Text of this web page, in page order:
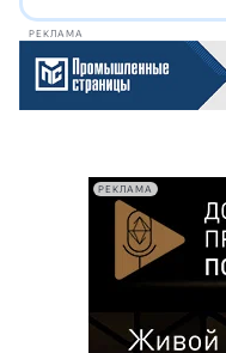
РЕКЛАМА
РЕКЛАМА